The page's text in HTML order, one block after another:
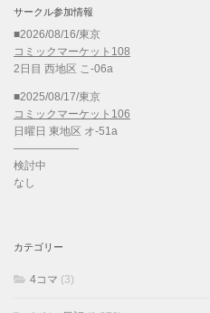
サークル参加情報
■2026/08/16/東京
コミックマーケット108
2日目 西地区 こ-06a
■2025/08/17/東京
コミックマーケット106
日曜日 東地区 オ-51a
——————
検討中
なし
カテゴリー
4コマ (3)